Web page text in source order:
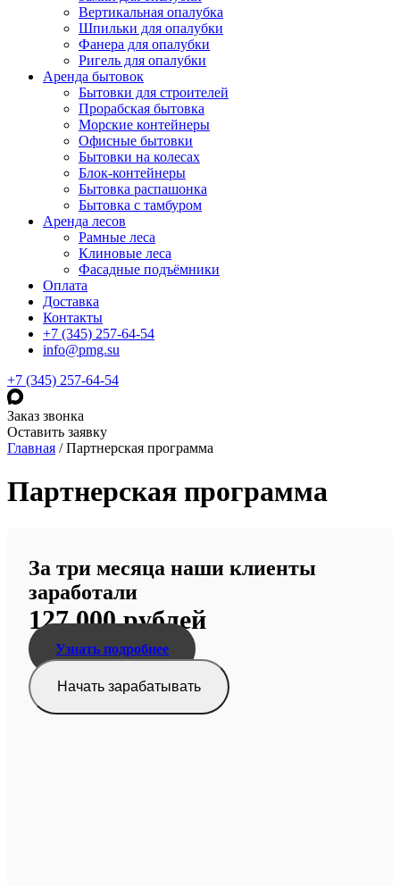
Вертикальная опалубка
Шпильки для опалубки
Фанера для опалубки
Ригель для опалубки
Аренда бытовок
Бытовки для строителей
Прорабская бытовка
Морские контейнеры
Офисные бытовки
Бытовки на колесах
Блок-контейнеры
Бытовка распашонка
Бытовка с тамбуром
Аренда лесов
Рамные леса
Клиновые леса
Фасадные подъёмники
Оплата
Доставка
Контакты
+7 (345) 257-64-54
info@pmg.su
+7 (345) 257-64-54
Заказ звонка
Оставить заявку
Главная /Партнерская программа
Партнерская программа
За три месяца наши клиенты
заработали
127000 рублей
Узнать подробнее
Начать зарабатывать